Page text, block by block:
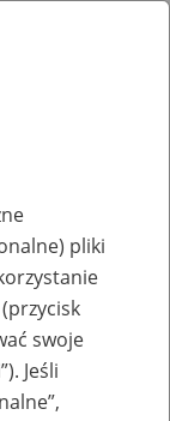
pliki
swoje
Jeśli